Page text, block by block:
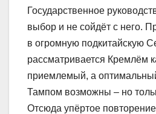
Государственное
выбор и не сойдёт с него.
в огромную подкитайскую
рассматривается Кремлём
приемлемый, а
Тампом возможны – но
Отсюда упёртое повторение